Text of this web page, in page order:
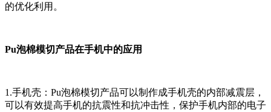
的优化利用。
Pu泡棉模切产品在手机中的应用
1.手机壳：Pu泡棉模切产品可以制作成手机壳的内部减震层，
可以有效提高手机的抗震性和抗冲击性，保护手机内部的电子